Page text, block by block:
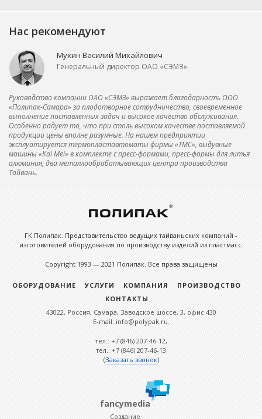
Нас рекомендуют
Мухин Василий Михайлович
Генеральный директор ОАО «СЭМЗ»
Руководство компании ОАО «СЭМЗ» выражает благодарность ООО
«Полипак-Самара» за плодотворное сотрудничество, своевременное
выполнение поставленных задач и высокое качество обслуживания.
Особенно радует то, что при столь высоком качестве поставляемой
продукции цены вполне разумные. На нашем предприятии
эксплуатируется термопластавтоматы фирмы «ТМС», выдувные
машины «Kai Mei» в комплекте с пресс-формами, пресс-формы для литья
алюминия, два металлообрабатывающих центра производства
Тайвань.
ГК Полипак. Представительство ведущих тайваньских компаний -
изготовителей оборудования по производству изделий из пластмасс.
Copyright 1993 — 2021 Полипак. Все права защищены
ОБОРУДОВАНИЕ УСЛУГИ КОМПАНИЯ
ПРОИЗВОДСТВО
КОНТАКТЫ
43022, Россия, Самара, Заводское шоссе, 3, офис 430
E-mail: info@polypak.ru.
тел.: +7 (846) 207-46-12,
тел.: +7 (846) 207-46-13
(Заказать звонок)
fancymedia
Создание